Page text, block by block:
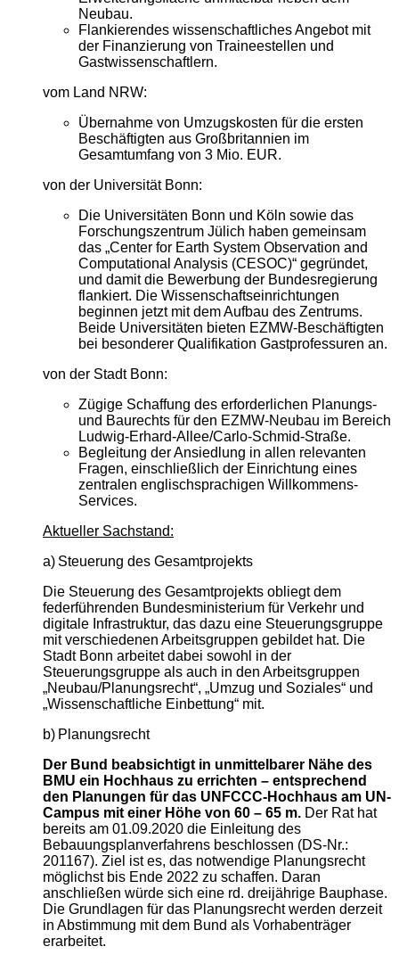
Neubau.
Flankierendes wissenschaftliches Angebot mit
der Finanzierung von Traineestellen und
Gastwissenschaftlern.
vom Land NRW:
Übernahme von Umzugskosten für die ersten
Beschäftigten aus Großbritannien im
Gesamtumfang von 3 Mio. EUR.
von der Universität Bonn:
Die Universitäten Bonn und Köln sowie das
Forschungszentrum Jülich haben gemeinsam
das „Center for Earth System Observation and
Computational Analysis (CESOC)“ gegründet,
und damit die Bewerbung der Bundesregierung
flankiert. Die Wissenschaftseinrichtungen
beginnen jetzt mit dem Aufbau des Zentrums.
Beide Universitäten bieten EZMW-Beschäftigten
bei besonderer Qualifikation Gastprofessuren an.
von der Stadt Bonn:
Zügige Schaffung des erforderlichen Planungs-
und Baurechts für den EZMW-Neubau im Bereich
Ludwig-Erhard-Allee/Carlo-Schmid-Straße.
Begleitung der Ansiedlung in allen relevanten
Fragen, einschließlich der Einrichtung eines
zentralen englischsprachigen Willkommens-
Services.
Aktueller Sachstand:
a) Steuerung des Gesamtprojekts
Die Steuerung des Gesamtprojekts obliegt dem
federführenden Bundesministerium für Verkehr und
digitale Infrastruktur, das dazu eine Steuerungsgruppe
mit verschiedenen Arbeitsgruppen gebildet hat. Die
Stadt Bonn arbeitet dabei sowohl in der
Steuerungsgruppe als auch in den Arbeitsgruppen
„Neubau/Planungsrecht“, „Umzug und Soziales“ und
„Wissenschaftliche Einbettung“ mit.
b) Planungsrecht
Der Bund beabsichtigt in unmittelbarer Nähe des
BMU ein Hochhaus zu errichten – entsprechend
den Planungen für das UNFCCC-Hochhaus am UN-
Campus mit einer Höhe von 60 – 65 m. Der Rat hat
bereits am 01.09.2020 die Einleitung des
Bebauungsplanverfahrens beschlossen (DS-Nr.:
201167). Ziel ist es, das notwendige Planungsrecht
möglichst bis Ende 2022 zu schaffen. Daran
anschließen würde sich eine rd. dreijährige Bauphase.
Die Grundlagen für das Planungsrecht werden derzeit
in Abstimmung mit dem Bund als Vorhabenträger
erarbeitet.